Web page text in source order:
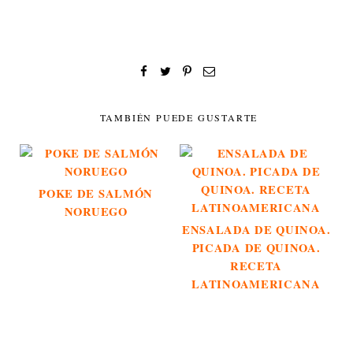
TAMBIÉN PUEDE GUSTARTE
POKE DE SALMÓN
NORUEGO
ENSALADA DE QUINOA.
PICADA DE QUINOA.
RECETA
LATINOAMERICANA